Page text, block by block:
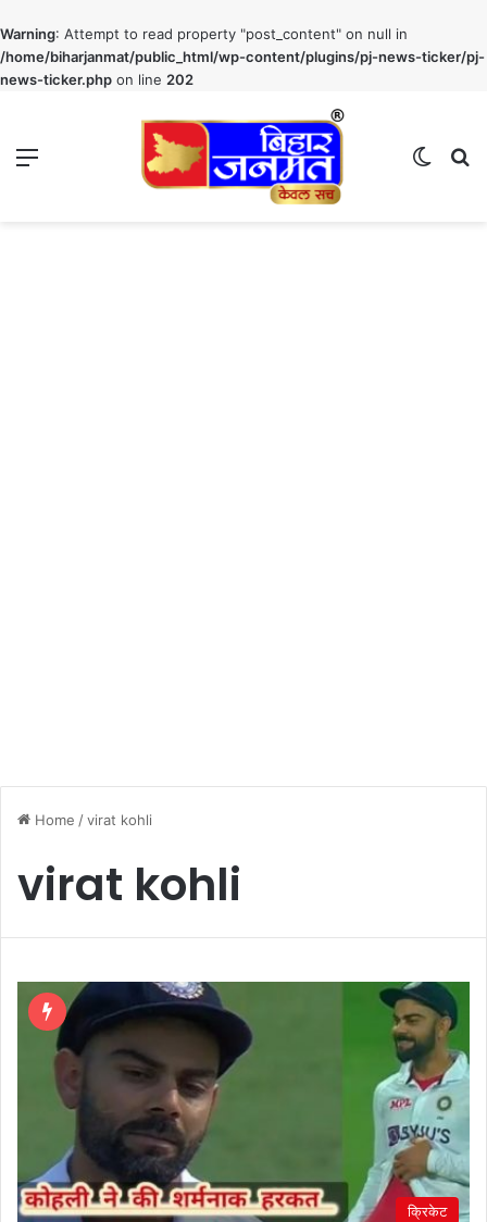
Warning: Attempt to read property "post_content" on null in
/home/biharjanmat/public_html/wp-content/plugins/pj-news-ticker/pj-
news-ticker.php on line 202
Home /virat kohli
virat kohli
क्रिकेट